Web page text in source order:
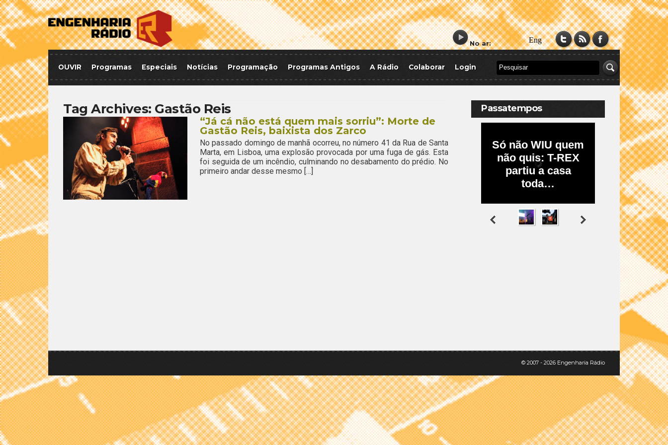
No ar:
OUVIR Programas Especiais Notícias Programação Programas Antigos A Rádio Colaborar Login
Tag Archives: Gastão Reis
“Já cá não está quem mais sorriu”: Morte de
Gastão Reis, baixista dos Zarco
No passado domingo de manhã ocorreu, no número 41 da Rua de Santa
Marta, em Lisboa, uma explosão provocada por uma fuga de gás. Esta
foi seguida de um incêndio, culminando no desabamento do prédio. No
primeiro andar desse mesmo […]
Passatempos
© 2007 - 2026 Engenharia Rádio